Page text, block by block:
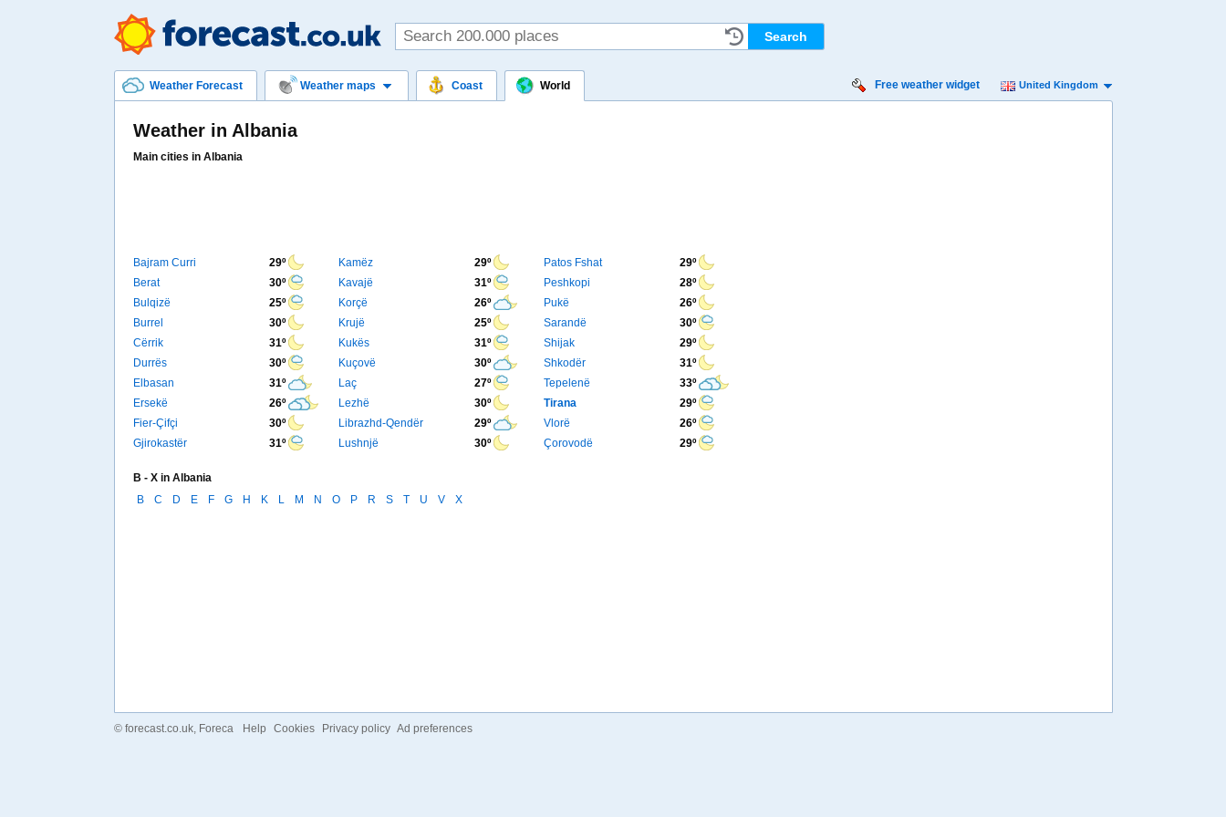
Weather Forecast Weather maps Coast World Free weather widget United Kingdom
Weather in Albania
Main cities in Albania
Bajram Curri
29º
Berat
30º
Bulqizë
25º
Burrel
30º
Cërrik
31º
Durrës
30º
Elbasan
31º
Ersekë
26º
Fier-Çifçi
30º
Gjirokastër
31º
Kamëz
29º
Kavajë
31º
Korçë
26º
Krujë
25º
Kukës
31º
Kuçovë
30º
Laç
27º
Lezhë
30º
Librazhd-Qendër
29º
Lushnjë
30º
Patos Fshat
29º
Peshkopi
28º
Pukë
26º
Sarandë
30º
Shijak
29º
Shkodër
31º
Tepelenë
33º
Tirana
29º
Vlorë
26º
Çorovodë
29º
B - X in Albania
B
C D E F G H K L M N O P R S T U V X
© forecast.co.uk, Foreca Help Cookies Privacy policy Ad preferences